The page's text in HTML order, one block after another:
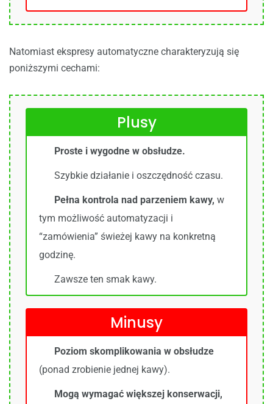
Natomiast ekspresy automatyczne charakteryzują się
poniższymi cechami:
Plusy
Proste i wygodne w obsłudze.
Szybkie działanie i oszczędność czasu.
Pełna kontrola nad parzeniem kawy, w
tym możliwość automatyzacji i
“zamówienia” świeżej kawy na konkretną
godzinę.
Zawsze ten smak kawy.
Minusy
Poziom skomplikowania w obsłudze
(ponad zrobienie jednej kawy).
Mogą wymagać większej konserwacji,